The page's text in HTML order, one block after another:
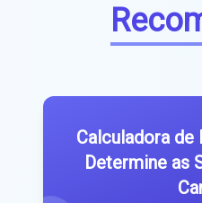
Calculadora de
Determine as